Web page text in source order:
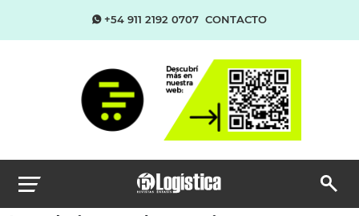
+54 911 2192 0707 CONTACTO